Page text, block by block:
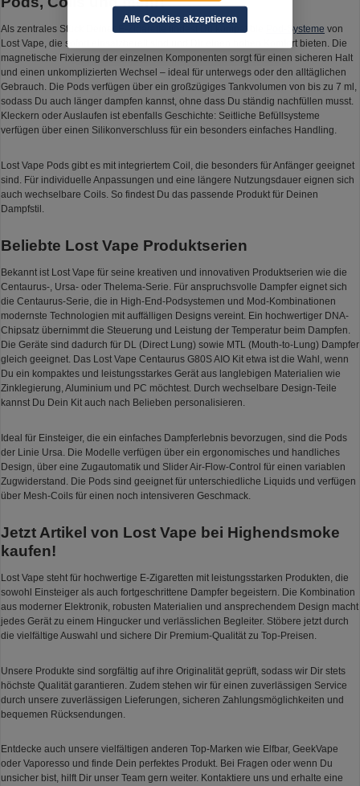
Als zentrales Stück Deiner findest Du kompatible Pod-Systeme von
Lost Vape, die sofort einsatzbereit sind und Dir einen hohen Komfort bieten. Die
magnetische Fixierung der einzelnen Komponenten sorgt für einen sicheren Halt
und einen unkomplizierten Wechsel – ideal für unterwegs oder den alltäglichen
Gebrauch. Die Pods verfügen über ein großzügiges Tankvolumen von bis zu 7 ml,
sodass Du auch länger dampfen kannst, ohne dass Du ständig nachfüllen musst.
Kleckern oder Auslaufen ist ebenfalls Geschichte: Seitliche Befüllsysteme
verfügen über einen Silikonverschluss für ein besonders einfaches Handling.
Lost Vape Pods gibt es mit integriertem Coil, die besonders für Anfänger geeignet
sind. Für individuelle Anpassungen und eine längere Nutzungsdauer eignen sich
auch wechselbare Coils. So findest Du das passende Produkt für Deinen
Dampfstil.
Beliebte Lost Vape Produktserien
Bekannt ist Lost Vape für seine kreativen und innovativen Produktserien wie die
Centaurus-, Ursa- oder Thelema-Serie. Für anspruchsvolle Dampfer eignet sich
die Centaurus-Serie, die in High-End-Podsystemen und Mod-Kombinationen
modernste Technologien mit auffälligen Designs vereint. Ein hochwertiger DNA-
Chipsatz übernimmt die Steuerung und Leistung der Temperatur beim Dampfen.
Die Geräte sind dadurch für DL (Direct Lung) sowie MTL (Mouth-to-Lung) Dampfer
gleich geeignet. Das Lost Vape Centaurus G80S AIO Kit etwa ist die Wahl, wenn
Du ein kompaktes und leistungsstarkes Gerät aus langlebigen Materialien wie
Zinklegierung, Aluminium und PC möchtest. Durch wechselbare Design-Teile
kannst Du Dein Kit auch nach Belieben personalisieren.
Ideal für Einsteiger, die ein einfaches Dampferlebnis bevorzugen, sind die Pods
der Linie Ursa. Die Modelle verfügen über ein ergonomisches und handliches
Design, über eine Zugautomatik und Slider Air-Flow-Control für einen variablen
Zugwiderstand. Die Pods sind geeignet für unterschiedliche Liquids und verfügen
über Mesh-Coils für einen noch intensiveren Geschmack.
Jetzt Artikel von Lost Vape bei Highendsmoke
kaufen!
Lost Vape steht für hochwertige E-Zigaretten mit leistungsstarken Produkten, die
sowohl Einsteiger als auch fortgeschrittene Dampfer begeistern. Die Kombination
aus moderner Elektronik, robusten Materialien und ansprechendem Design macht
jedes Gerät zu einem Hingucker und verlässlichen Begleiter. Stöbere jetzt durch
die vielfältige Auswahl und sichere Dir Premium-Qualität zu Top-Preisen.
Unsere Produkte sind sorgfältig auf ihre Originalität geprüft, sodass wir Dir stets
höchste Qualität garantieren. Zudem stehen wir für einen zuverlässigen Service
durch unsere zuverlässigen Lieferungen, sicheren Zahlungsmöglichkeiten und
bequemen Rücksendungen.
Entdecke auch unsere vielfältigen anderen Top-Marken wie Elfbar, GeekVape
oder Vaporesso und finde Dein perfektes Produkt. Bei Fragen oder wenn Du
unsicher bist, hilft Dir unser Team gern weiter. Kontaktiere uns und erhalte eine
Alle Cookies akzeptieren